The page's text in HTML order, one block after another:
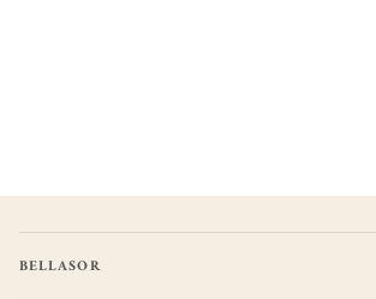
BELLASOR